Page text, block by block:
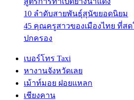
10 ลำดับสายพันธุ์สุนัขยอดนิยม
45 คุณครูสาวของเมืองไทย ที่สด
ปกครอง
เบอร์โทร Taxi
หางานจังหวัดเลย
เม้าท์มอย ฝอยแหลก
เชียงคาน